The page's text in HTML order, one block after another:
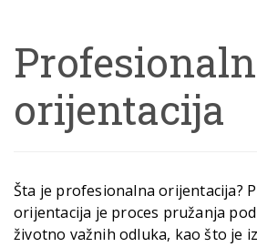
orijentacija
Šta je profesionalna orijentacija?
orijentacija je proces pružanja
životno važnih odluka, kao što je